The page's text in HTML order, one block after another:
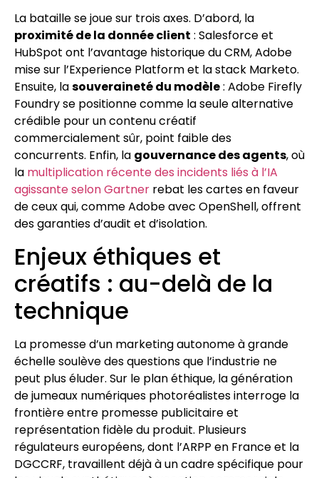
La bataille se joue sur trois axes. D’abord, la
proximité de la donnée client : Salesforce et
HubSpot ont l’avantage historique du CRM, Adobe
mise sur l’Experience Platform et la stack Marketo.
Ensuite, lasouveraineté du modèle: Adobe Firefly
Foundry se positionne comme la seule alternative
crédible pour un contenu créatif
commercialement sûr, point faible des
concurrents. Enfin, la gouvernance des agents, où
la multiplication récente des incidents liés à l’IA
agissante selon Gartner rebat les cartes en faveur
de ceux qui, comme Adobe avec OpenShell, offrent
des garanties d’audit et d’isolation.
Enjeux éthiques et
créatifs : au-delà de la
technique
La promesse d’un marketing autonome à grande
échelle soulève des questions que l’industrie ne
peut plus éluder. Sur le plan éthique, la génération
de jumeaux numériques photoréalistes interroge la
frontière entre promesse publicitaire et
représentation fidèle du produit. Plusieurs
régulateurs européens, dont l’ARPP en France et la
DGCCRF, travaillent déjà à un cadre spécifique pour